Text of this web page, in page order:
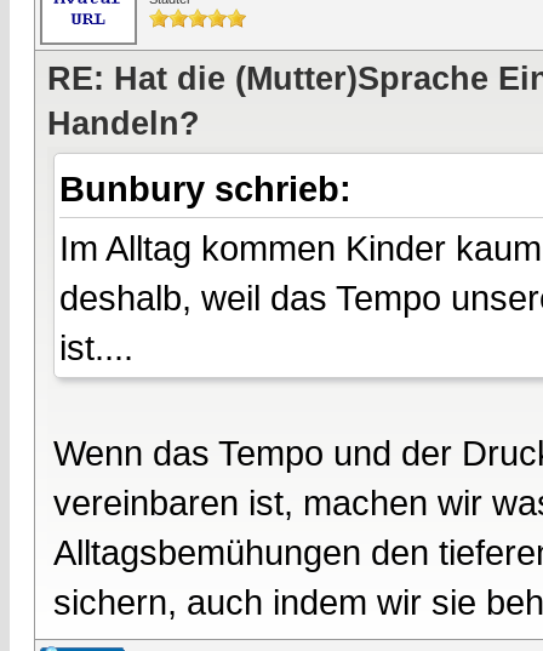
RE: Hat die (Mutter)Sprache
Handeln?
Bunbury schrieb:
Im Alltag kommen Kinder
deshalb, weil das Tempo
ist....
Wenn das Tempo und der
vereinbaren ist, machen wir
Alltagsbemühungen den
sichern, auch indem wir sie